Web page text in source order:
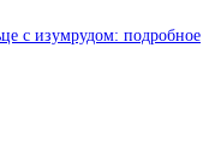
с изумрудом: подробное